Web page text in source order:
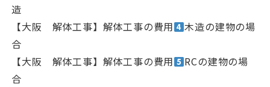
造
【大阪 解体工事】解体工事の費用
木造の建物の場
合
【大阪 解体工事】解体工事の費用
RCの建物の場
合